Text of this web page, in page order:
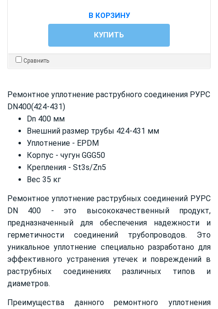
В КОРЗИНУ
КУПИТЬ
Сравнить
Ремонтное уплотнение раструбного соединения РУРС
DN400(424-431)
Dn 400 мм
Внешний размер трубы 424-431 мм
Уплотнение - EPDM
Корпус - чугун GGG50
Крепления - St3s/Zn5
Вес 35 кг
Ремонтное уплотнение раструбных соединений РУРС
DN 400 - это высококачественный продукт,
предназначенный для обеспечения надежности и
герметичности соединений трубопроводов. Это
уникальное уплотнение специально разработано для
эффективного устранения утечек и повреждений в
раструбных соединениях различных типов и
диаметров.
Преимущества данного ремонтного уплотнения